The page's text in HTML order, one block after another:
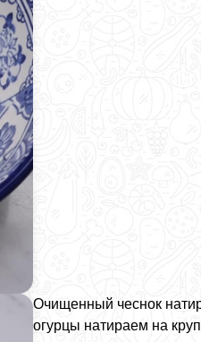
Очищенный чеснок
огурцы натираем на